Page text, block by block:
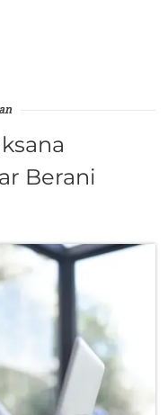
Berani